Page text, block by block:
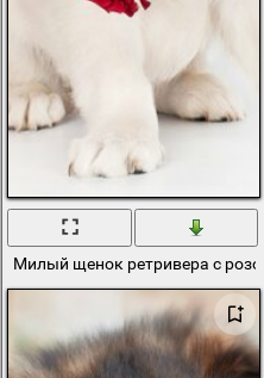
Милый щенок ретривера с розой